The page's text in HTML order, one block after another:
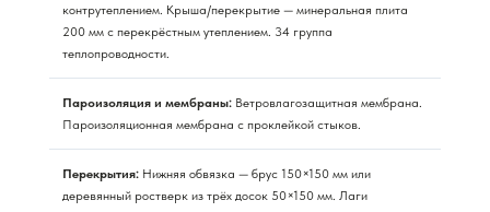
контрутеплением. Крыша/перекрытие — минеральная плита
200 мм с перекрёстным утеплением. 34 группа
теплопроводности.
Пароизоляция и мембраны: Ветровлагозащитная мембрана.
Пароизоляционная мембрана с проклейкой стыков.
Перекрытия: Нижняя обвязка — брус 150×150 мм или
деревянный ростверк из трёх досок 50×150 мм. Лаги